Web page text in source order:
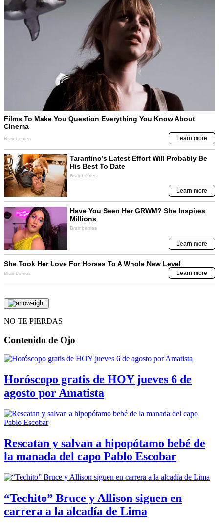
NO TE PIERDAS
Contenido de Ojo
Horóscopo gratis de HOY jueves 6 de
agosto por Amatista
Rescatan y salvan a hipopótamo bebé de
la manada del capo Pablo Escobar
“Techito” Bruce y Allison siguen en
carrera a la alcadía de Lima